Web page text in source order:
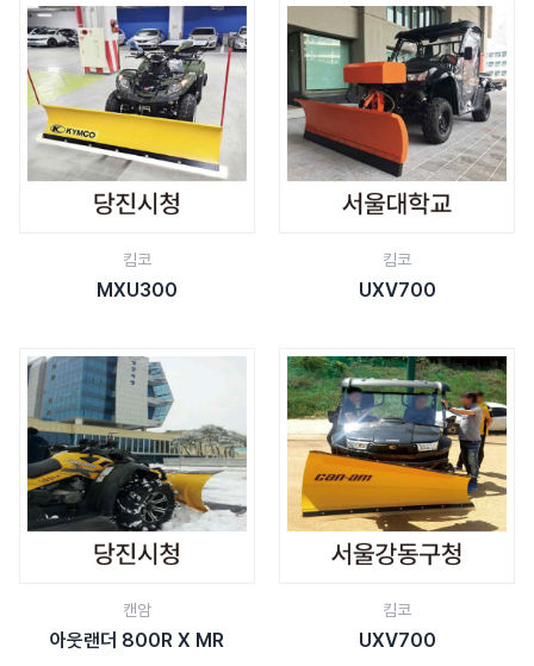
킴코
MXU300
킴코
UXV700
캔암
아웃랜더 800R X MR
킴코
UXV700